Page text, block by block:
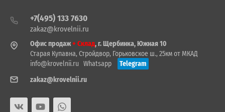
+7(495) 133 7630
zakaz@krovelnii.ru
Офис продаж+ Склад, г. Щербинка, Южная 10
Старая Купавна, Стройдвор, Горьковское ш., 25км от МКАД
info@krovelnii.ru Whatsapp
Telegram
zakaz@krovelnii.ru